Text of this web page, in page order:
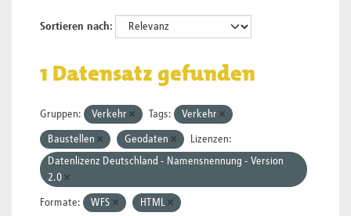
Sortieren nach
1 Datensatz gefunden
Gruppen: Verkehr Tags: Verkehr
Baustellen Geodaten
Lizenzen:
Datenlizenz Deutschland - Namensnennung - Version
2.0
Formate: WFS HTML